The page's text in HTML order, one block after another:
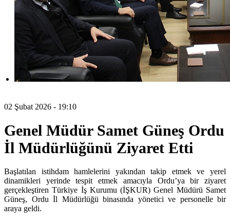
02 Şubat 2026 - 19:10
Genel Müdür Samet Güneş Ordu
İl Müdürlüğünü Ziyaret Etti
Başlatılan istihdam hamlelerini yakından takip etmek ve yerel
dinamikleri yerinde tespit etmek amacıyla Ordu’ya bir ziyaret
gerçekleştiren Türkiye İş Kurumu (İŞKUR) Genel Müdürü Samet
Güneş, Ordu İl Müdürlüğü binasında yönetici ve personelle bir
araya geldi.